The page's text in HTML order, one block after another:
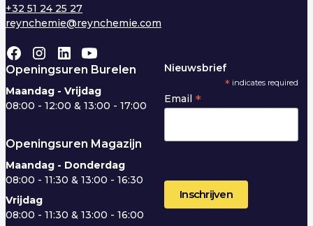
+32 51 24 25 27
reynchemie@reynchemie.com
Openingsuren Burelen
Maandag - Vrijdag
08:00 - 12:00 & 13:00 - 17:00
Openingsuren Magazijn
Maandag - Donderdag
08:00 - 11:30 & 13:00 - 16:30
Vrijdag
08:00 - 11:30 & 13:00 - 16:00
Nieuwsbrief
* indicates required
Email *